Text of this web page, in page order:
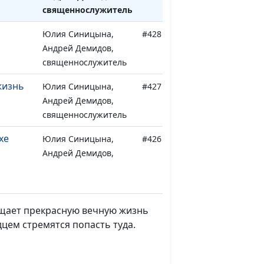
священнослужитель
Юлия Синицына,
Андрей Демидов,
священнослужитель
#428
Юлия Синицына,
Андрей Демидов,
священнослужитель
#427
Юлия Синицына,
Андрей Демидов,
#426
Юлия Синицына,
священнослужитель
#425
прекрасную вечную жизнь
стремятся попасть туда.